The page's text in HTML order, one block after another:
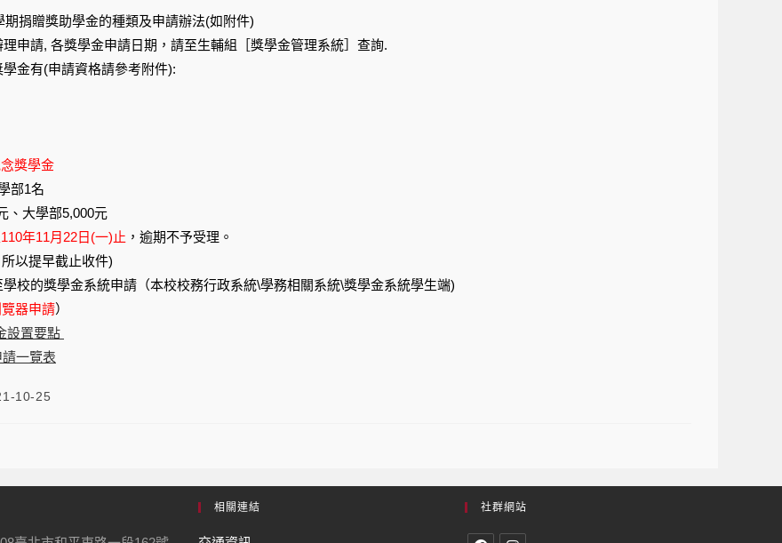
期捐贈獎助學金的種類及申請辦法(如附件)
申請, 各獎學金申請日期，請至生輔組［獎學金管理系統］查詢.
金有(申請資格請參考附件):
獎學金
部1名
、大學部5,000元
年11月22日(一)止 ，逾期不予受理。
以提早截止收件)
學校的獎學金系統申請（本校校務行政系統\學務相關系統\獎學金系統學生端)
器申請）
設置要點
一覽表
10-25
相關連結 社群網站